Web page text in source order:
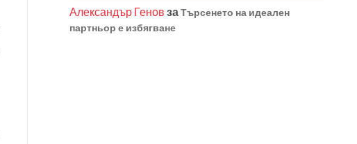
Александър Генов заТърсенето на идеален
партньор е избягване